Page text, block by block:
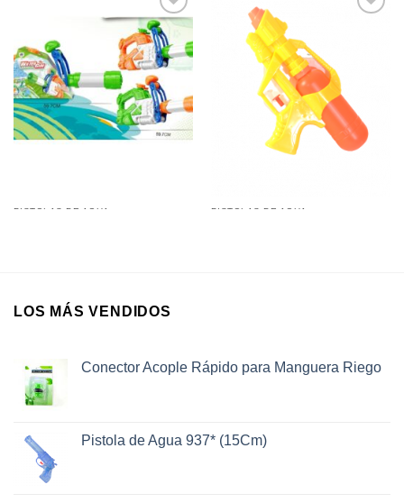
Añadir a
favoritos
PISTOLAS DE AGUA PISTOLAS DE AGUA
LOS MÁS VENDIDOS
Conector Acople Rápido para Manguera Riego
Pistola de Agua 937* (15Cm)